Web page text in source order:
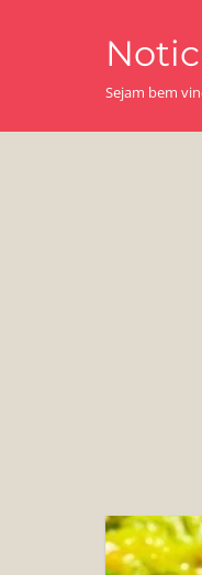
Sejam bem